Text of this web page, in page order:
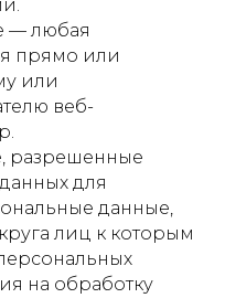
— любая
прямо или
или
веб-
разрешенные
для
данные,
лиц к которым
на обработку